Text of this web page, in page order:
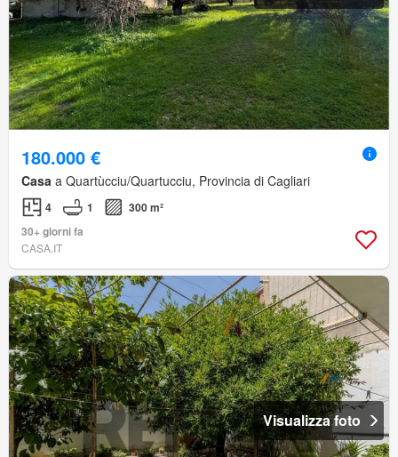
180.000 €
Casa a Quartùcciu/Quartucciu, Provincia di Cagliari
4 1
300 m²
30+ giorni fa
CASA.IT
Visualizza foto